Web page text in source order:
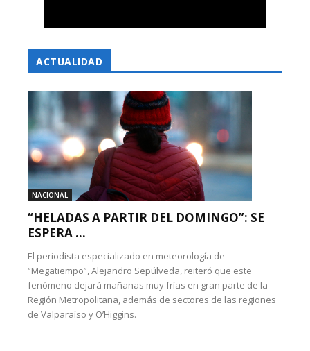
ACTUALIDAD
NACIONAL
“HELADAS A PARTIR DEL DOMINGO”: SE
ESPERA ...
El periodista especializado en meteorología de
“Megatiempo”, Alejandro Sepúlveda, reiteró que este
fenómeno dejará mañanas muy frías en gran parte de la
Región Metropolitana, además de sectores de las regiones
de Valparaíso y O’Higgins.